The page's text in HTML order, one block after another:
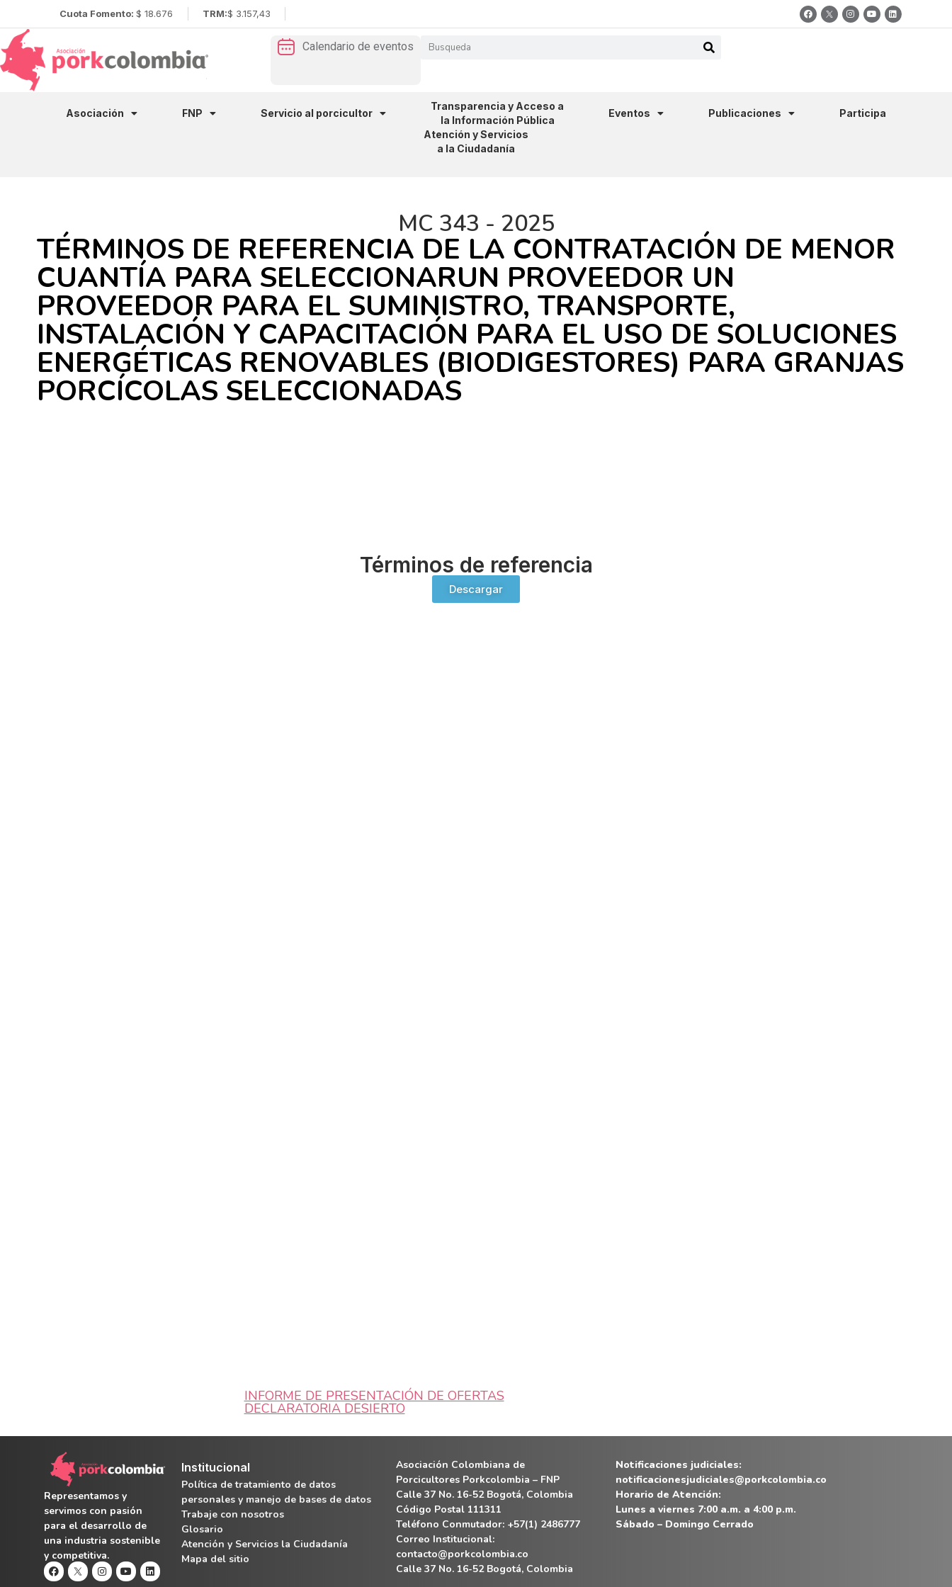
Cuota Fomento: $ 18.676 TRM:$ 3.157,43
Calendario de eventos
Asociación FNP Servicio al porcicultor
Transparencia y Acceso a
la Información Pública
Eventos Publicaciones
Participa
Atención y Servicios
a la Ciudadanía
MC 343 - 2025
TÉRMINOS DE REFERENCIA DE LA CONTRATACIÓN DE MENOR
CUANTÍA PARA SELECCIONARUN PROVEEDOR UN
PROVEEDOR PARA EL SUMINISTRO, TRANSPORTE,
INSTALACIÓN Y CAPACITACIÓN PARA EL USO DE SOLUCIONES
ENERGÉTICAS RENOVABLES (BIODIGESTORES) PARA GRANJAS
PORCÍCOLAS SELECCIONADAS
Términos de referencia
Descargar
INFORME DE PRESENTACIÓN DE OFERTAS
DECLARATORIA DESIERTO
Representamos y
servimos con pasión
para el desarrollo de
una industria sostenible
y competitiva.
Institucional
Política de tratamiento de datos
personales y manejo de bases de datos
Trabaje con nosotros
Glosario
Atención y Servicios la Ciudadanía
Mapa del sitio
Asociación Colombiana de
Porcicultores Porkcolombia – FNP
Calle 37 No. 16-52 Bogotá, Colombia
Código Postal 111311
Teléfono Conmutador: +57(1) 2486777
Correo Institucional:
contacto@porkcolombia.co
Calle 37 No. 16-52 Bogotá, Colombia
Notificaciones judiciales:
notificacionesjudiciales@porkcolombia.co
Horario de Atención:
Lunes a viernes 7:00 a.m. a 4:00 p.m.
Sábado – Domingo Cerrado